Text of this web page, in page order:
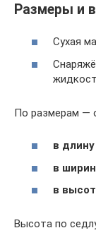
Размеры и
Сухая
По размерам —
в
в
в
Высота по